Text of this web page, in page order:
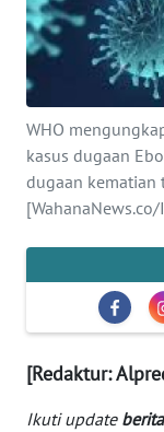
WHO
kasus dugaan
dugaan kematian
[Redaktur:
Ikuti update
INTERNASIONAL
SERBA-SERBI
PENDIDIKAN
Informasi